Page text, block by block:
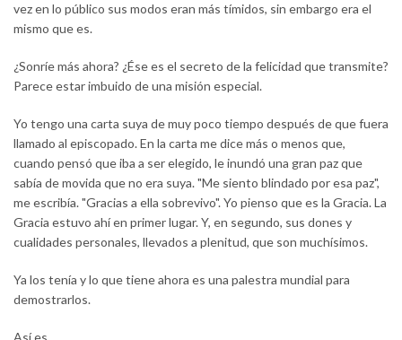
vez en lo público sus modos eran más tímidos, sin embargo era el
mismo que es.
¿Sonríe más ahora? ¿Ése es el secreto de la felicidad que transmite?
Parece estar imbuido de una misión especial.
Yo tengo una carta suya de muy poco tiempo después de que fuera
llamado al episcopado. En la carta me dice más o menos que,
cuando pensó que iba a ser elegido, le inundó una gran paz que
sabía de movida que no era suya. "Me siento blindado por esa paz",
me escribía. "Gracias a ella sobrevivo". Yo pienso que es la Gracia. La
Gracia estuvo ahí en primer lugar. Y, en segundo, sus dones y
cualidades personales, llevados a plenitud, que son muchísimos.
Ya los tenía y lo que tiene ahora es una palestra mundial para
demostrarlos.